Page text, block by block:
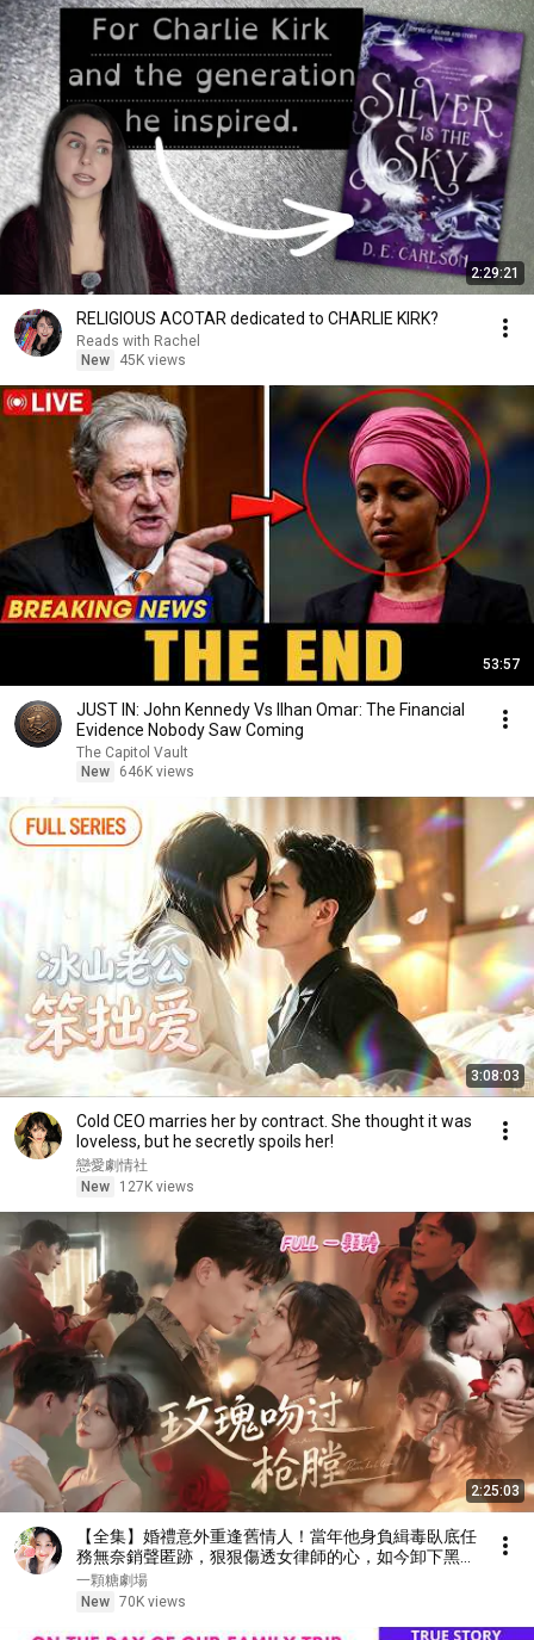
2:29:21
RELIGIOUS ACOTAR dedicated to CHARLIE KIRK?
Reads with Rachel
New
45K views
53:57
JUST IN: John Kennedy Vs Ilhan Omar: The Financial
Evidence Nobody Saw Coming
The Capitol Vault
New
646K views
3:08:03
Cold CEO marries her by contract. She thought it was
loveless, but he secretly spoils her!
戀愛劇情社
New
127K views
2:25:03
【全集】婚禮意外重逢舊情人！當年他身負緝毒臥底任
務無奈銷聲匿跡，狠狠傷透女律師的心，如今卸下黑道
偽裝，放下所有尊貴瘋狂追妻贖罪：求妳，再給我一次
愛你的機會# 王皓祯 #侯呈玥
一顆糖劇場
New 70K views